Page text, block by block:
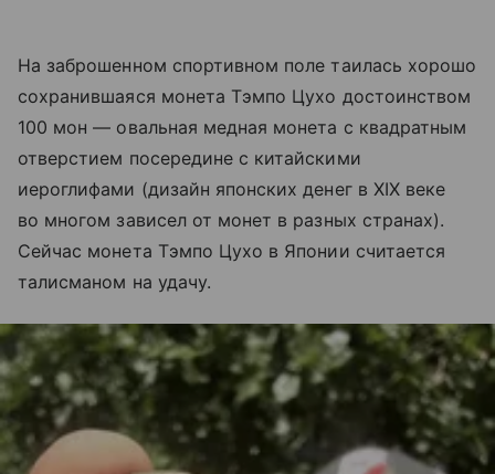
На заброшенном спортивном поле таилась хорошо
сохранившаяся монета Тэмпо Цухо достоинством
100 мон — овальная медная монета с квадратным
отверстием посередине с китайскими
иероглифами (дизайн японских денег в XIX веке
во многом зависел от монет в разных странах).
Сейчас монета Тэмпо Цухо в Японии считается
талисманом на удачу.